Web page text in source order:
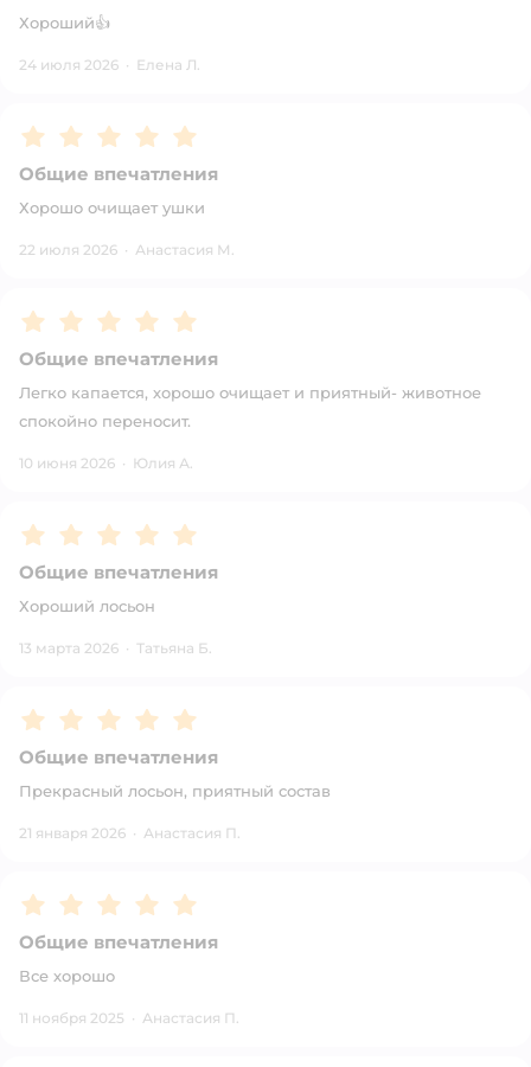
Хороший👍
24 июля 2026 · Елена Л.
Рейтинг:5
Общие впечатления
Хорошо очищает ушки
22 июля 2026 · Анастасия М.
Рейтинг:5
Общие впечатления
Легко капается, хорошо очищает и приятный- животное
спокойно переносит.
10 июня 2026 · Юлия А.
Рейтинг:5
Общие впечатления
Хороший лосьон
13 марта 2026 · Татьяна Б.
Рейтинг:5
Общие впечатления
Прекрасный лосьон, приятный состав
21 января 2026 · Анастасия П.
Рейтинг:5
Общие впечатления
Все хорошо
11 ноября 2025 · Анастасия П.